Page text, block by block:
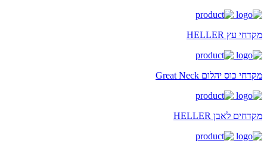
מקדחי עץ HELLER
מקדחי כוס יהלום Great Neck
מקדחים לאבן HELLER